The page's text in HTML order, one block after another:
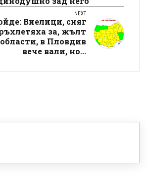
NEXT
Виелици, сняг
за, жълт
в Пловдив
вече вали, но...